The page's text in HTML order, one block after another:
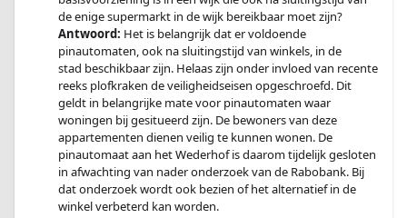
de enige supermarkt in de wijk bereikbaar moet zijn?
Antwoord: Het is belangrijk dat er voldoende
pinautomaten, ook na sluitingstijd van winkels, in de
stad beschikbaar zijn. Helaas zijn onder invloed van recente
reeks plofkraken de veiligheidseisen opgeschroefd. Dit
geldt in belangrijke mate voor pinautomaten waar
woningen bij gesitueerd zijn. De bewoners van deze
appartementen dienen veilig te kunnen wonen. De
pinautomaat aan het Wederhof is daarom tijdelijk gesloten
in afwachting van nader onderzoek van de Rabobank. Bij
dat onderzoek wordt ook bezien of het alternatief in de
winkel verbeterd kan worden.